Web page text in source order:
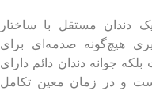
دندان مستقل با ساختار
هیچ‌گونه صدمه‌ای برای
جوانه دندان دائم دارای
و در زمان معین تکامل